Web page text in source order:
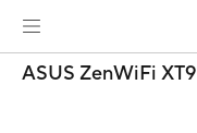
ASUS ZenWiFi XT9